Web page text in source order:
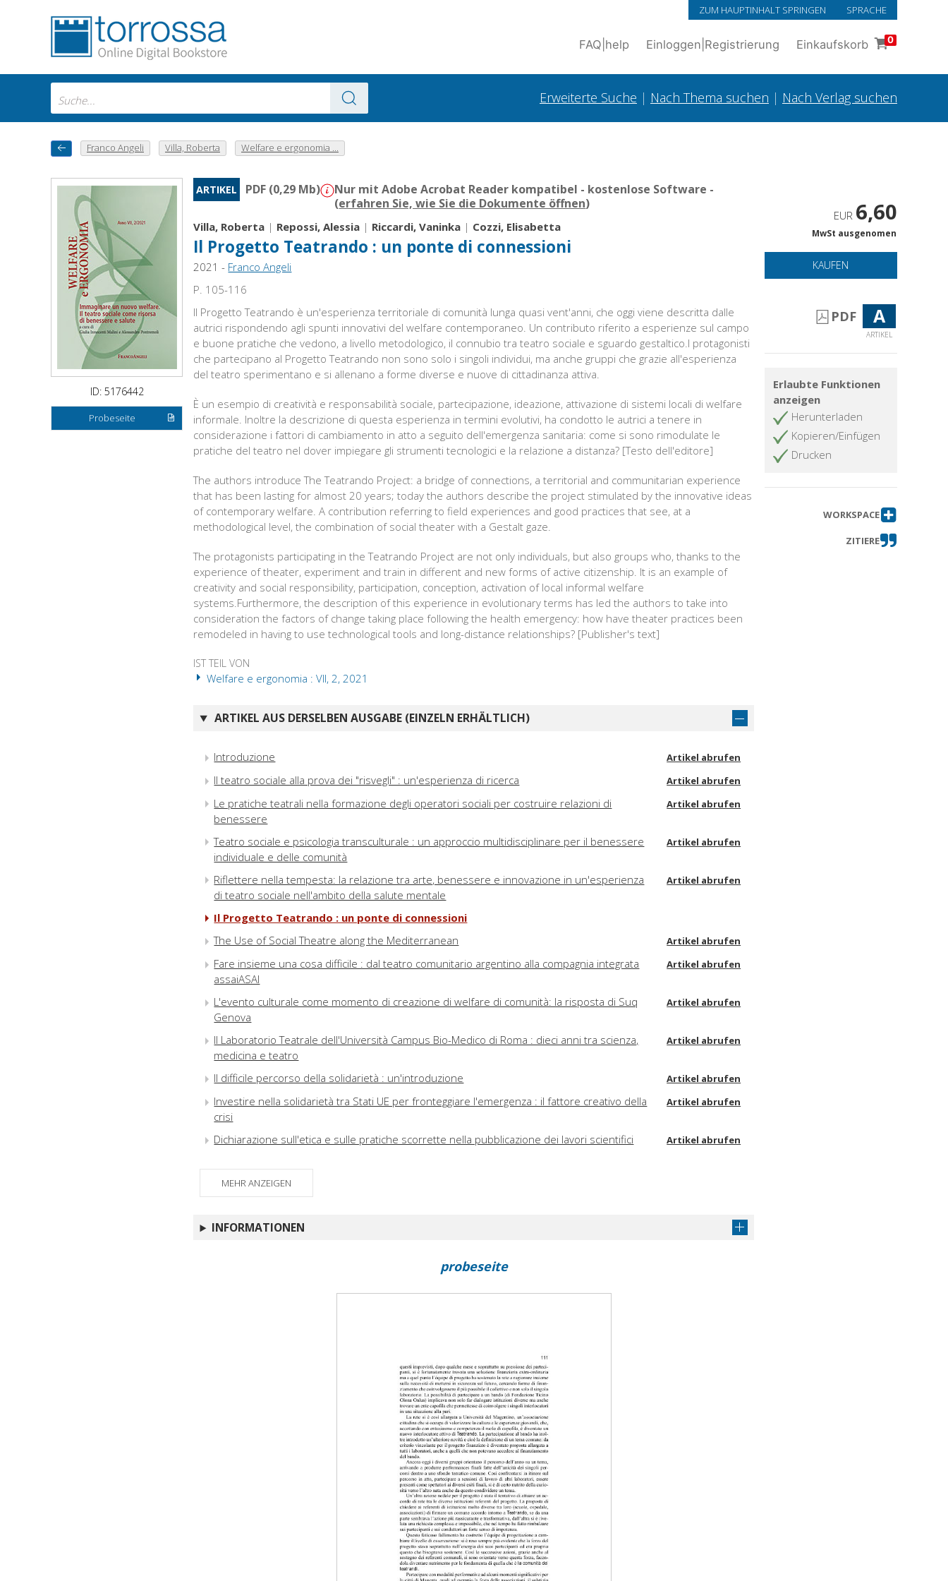
ZUM HAUPTINHALT SPRINGEN SPRACHE
FAQ help Einloggen Registrierung Einkaufskorb 0
Erweiterte Suche | Nach Thema suchen | Nach Verlag suchen
Franco Angeli Villa, Roberta Welfare e ergonomia ...
ID: 5176442
Probeseite
ARTIKEL PDF (0,29 Mb)
Nur mit Adobe Acrobat Reader kompatibel - kostenlose Software -
(erfahren Sie, wie Sie die Dokumente öffnen)
Villa, Roberta | Repossi, Alessia | Riccardi, Vaninka | Cozzi, Elisabetta
Il Progetto Teatrando : un ponte di connessioni
2021 - Franco Angeli
P. 105-116
Il Progetto Teatrando è un'esperienza territoriale di comunità lunga quasi vent'anni, che oggi viene descritta dalle
autrici rispondendo agli spunti innovativi del welfare contemporaneo. Un contributo riferito a esperienze sul campo
e buone pratiche che vedono, a livello metodologico, il connubio tra teatro sociale e sguardo gestaltico.I protagonisti
che partecipano al Progetto Teatrando non sono solo i singoli individui, ma anche gruppi che grazie all'esperienza
del teatro sperimentano e si allenano a forme diverse e nuove di cittadinanza attiva.
È un esempio di creatività e responsabilità sociale, partecipazione, ideazione, attivazione di sistemi locali di welfare
informale. Inoltre la descrizione di questa esperienza in termini evolutivi, ha condotto le autrici a tenere in
considerazione i fattori di cambiamento in atto a seguito dell'emergenza sanitaria: come si sono rimodulate le
pratiche del teatro nel dover impiegare gli strumenti tecnologici e la relazione a distanza? [Testo dell'editore]
The authors introduce The Teatrando Project: a bridge of connections, a territorial and communitarian experience
that has been lasting for almost 20 years; today the authors describe the project stimulated by the innovative ideas
of contemporary welfare. A contribution referring to field experiences and good practices that see, at a
methodological level, the combination of social theater with a Gestalt gaze.
The protagonists participating in the Teatrando Project are not only individuals, but also groups who, thanks to the
experience of theater, experiment and train in different and new forms of active citizenship. It is an example of
creativity and social responsibility, participation, conception, activation of local informal welfare
systems.Furthermore, the description of this experience in evolutionary terms has led the authors to take into
consideration the factors of change taking place following the health emergency: how have theater practices been
remodeled in having to use technological tools and long-distance relationships? [Publisher's text]
IST TEIL VON
Welfare e ergonomia : VII, 2, 2021
ARTIKEL AUS DERSELBEN AUSGABE (EINZELN ERHÄLTLICH)
Introduzione Artikel abrufen
Il teatro sociale alla prova dei "risvegli" : un'esperienza di ricerca Artikel abrufen
Le pratiche teatrali nella formazione degli operatori sociali per costruire relazioni di
benessere
Artikel abrufen
Teatro sociale e psicologia transculturale : un approccio multidisciplinare per il benessere
individuale e delle comunità
Artikel abrufen
Riflettere nella tempesta: la relazione tra arte, benessere e innovazione in un'esperienza
di teatro sociale nell'ambito della salute mentale
Artikel abrufen
Il Progetto Teatrando : un ponte di connessioni
The Use of Social Theatre along the Mediterranean
Artikel abrufen
Fare insieme una cosa difficile : dal teatro comunitario argentino alla compagnia integrata
assaiASAI
Artikel abrufen
L'evento culturale come momento di creazione di welfare di comunità: la risposta di Suq
Genova
Artikel abrufen
Il Laboratorio Teatrale dell'Università Campus Bio-Medico di Roma : dieci anni tra scienza,
medicina e teatro
Artikel abrufen
Il difficile percorso della solidarietà : un'introduzione Artikel abrufen
Investire nella solidarietà tra Stati UE per fronteggiare l'emergenza : il fattore creativo della
crisi
Artikel abrufen
Dichiarazione sull'etica e sulle pratiche scorrette nella pubblicazione dei lavori scientifici Artikel abrufen
MEHR ANZEIGEN
INFORMATIONEN
EUR 6,60
MwSt ausgenomen
KAUFEN
PDF A
ARTIKEL
Erlaubte Funktionen
anzeigen
Herunterladen
Kopieren/Einfügen
Drucken
WORKSPACE
ZITIERE
probeseite